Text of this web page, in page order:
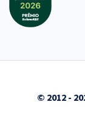
© 2012 -